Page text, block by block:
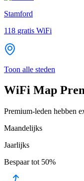
Stamford
118 gratis WiFi
Toon alle steden
WiFi Map
Premium-leden hebben
Maandelijks
Jaarlijks
Bespaar tot 50%